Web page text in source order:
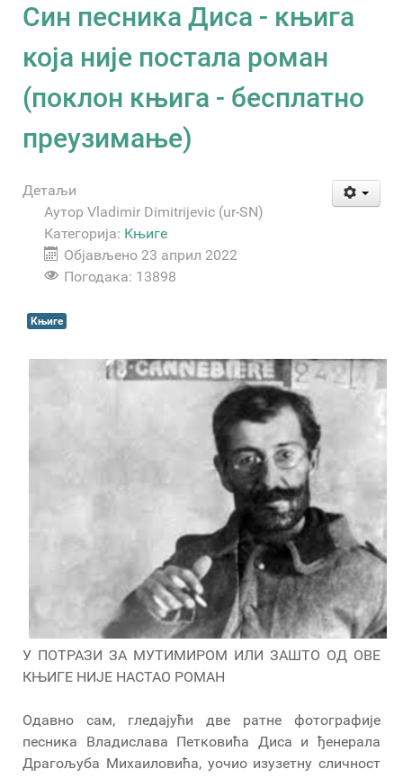
Син песника Диса - књига
која није постала роман
(поклон књига - бесплатно
преузимање)
Детаљи
Аутор Vladimir Dimitrijevic (ur-SN)
Категорија: Књиге
Објављено 23 април 2022
Погодака: 13898
Књиге
У ПОТРАЗИ ЗА МУТИМИРОМ ИЛИ ЗАШТО ОД ОВЕ
КЊИГЕ НИЈЕ НАСТАО РОМАН
Одавно сам, гледајући две ратне фотографије
песника Владислава Петковића Диса и ђенерала
Драгољуба Михаиловића, уочио изузетну сличност